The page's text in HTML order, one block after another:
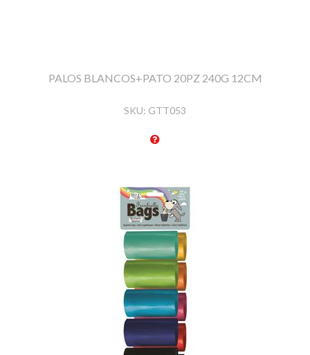
PALOS BLANCOS+PATO 20PZ 240G 12CM
SKU: GTT053